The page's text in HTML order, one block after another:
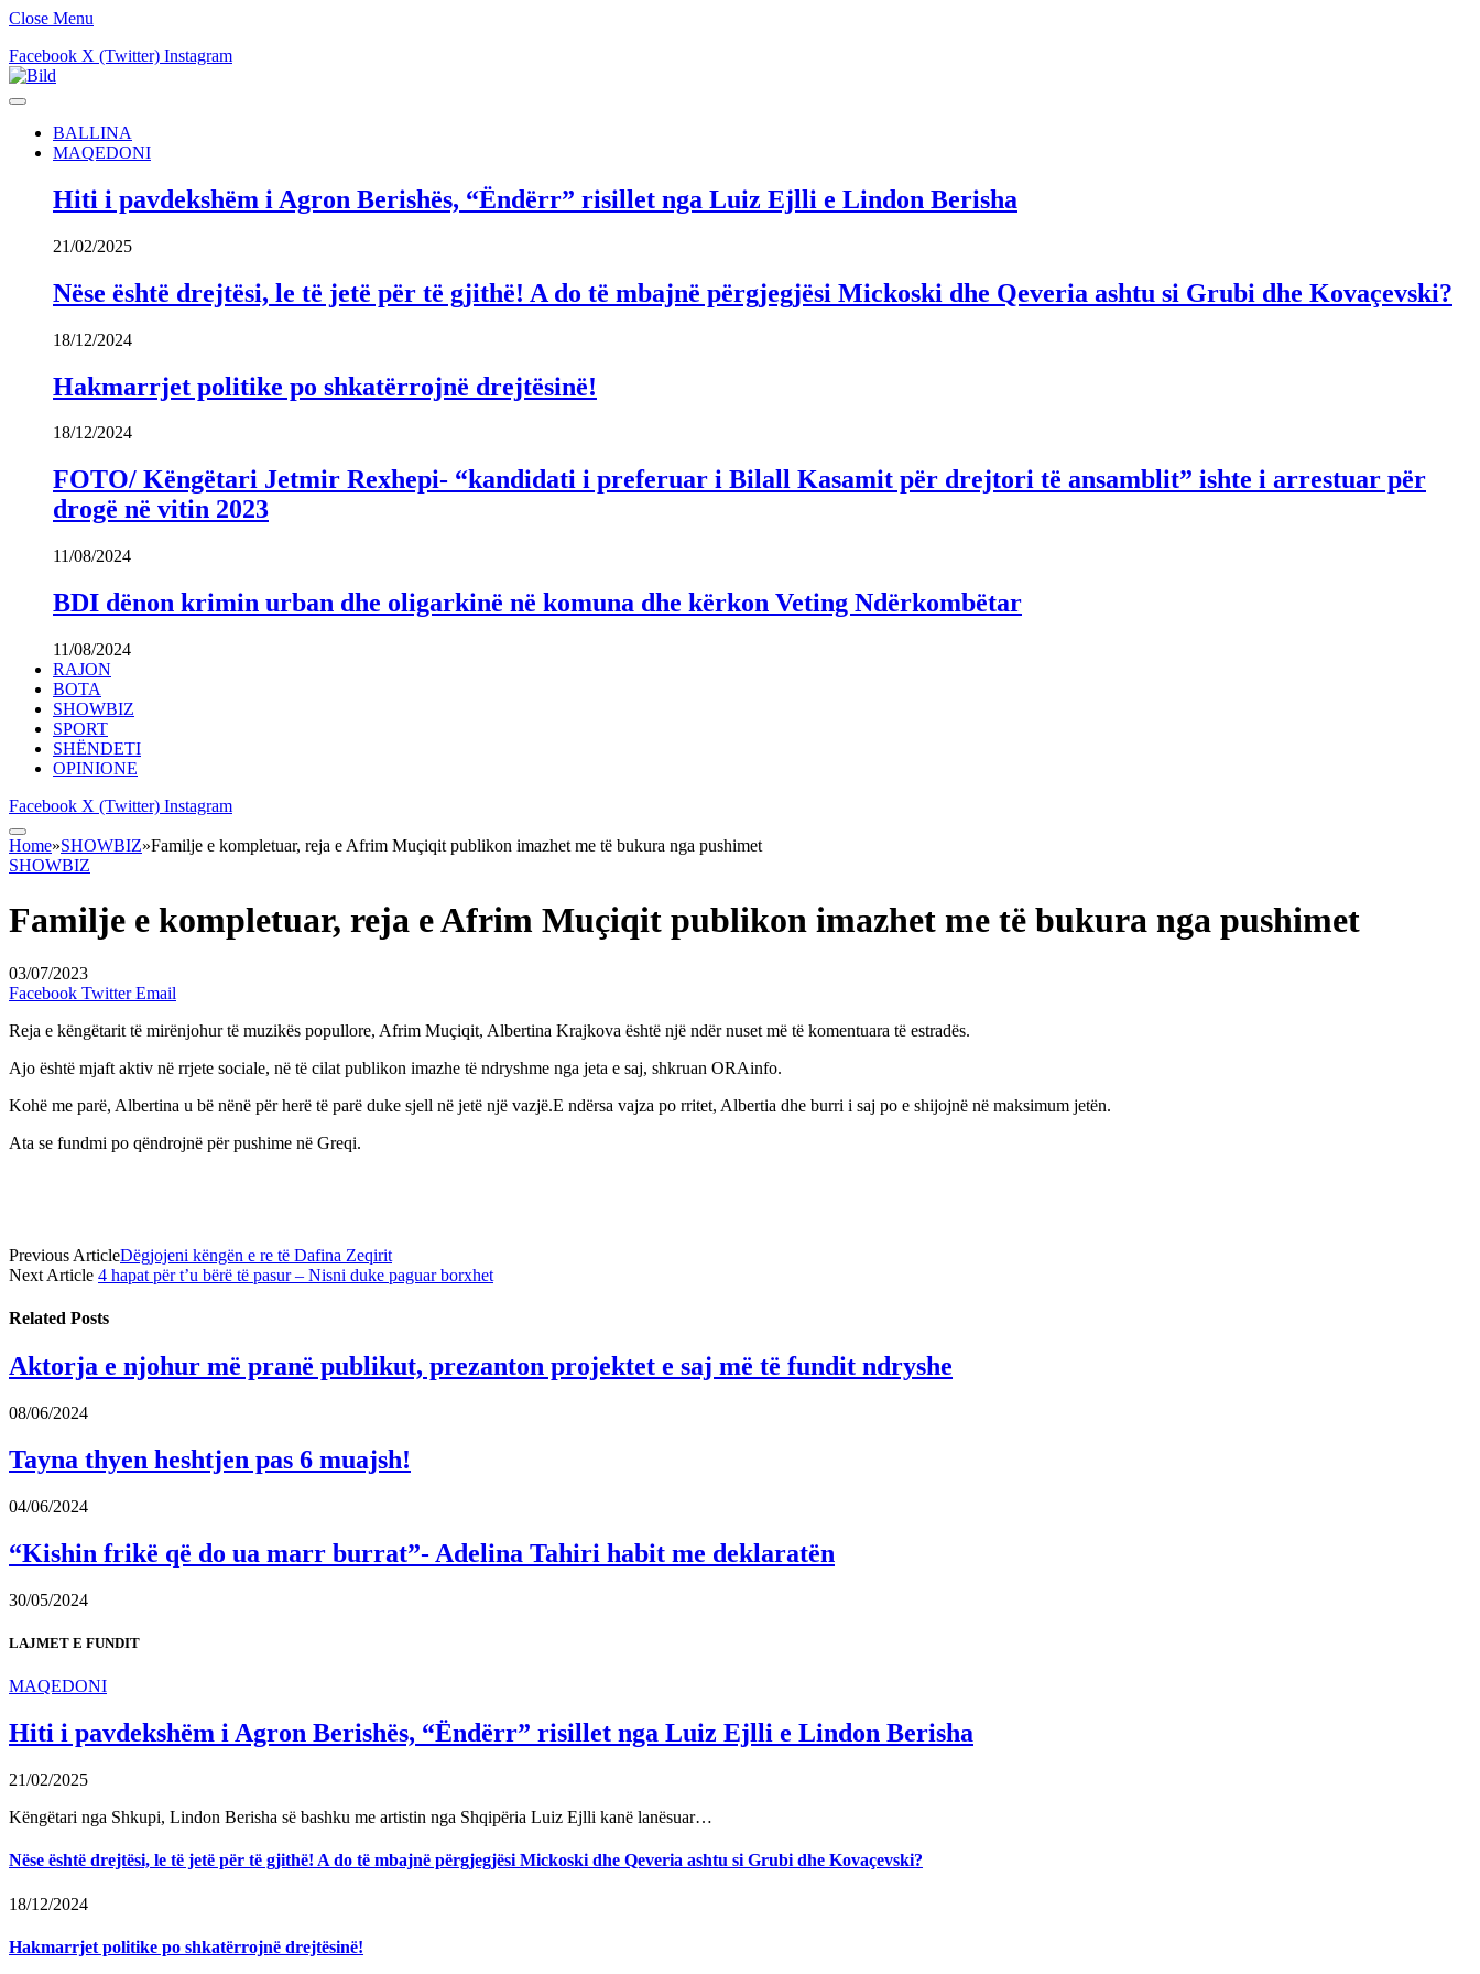
Close Menu
Facebook X (Twitter) Instagram
BALLINA
MAQEDONI
Hiti i pavdekshëm i Agron Berishës, “Ëndërr” risillet nga Luiz Ejlli e Lindon Berisha
21/02/2025
Nëse është drejtësi, le të jetë për të gjithë! A do të mbajnë përgjegjësi Mickoski dhe Qeveria ashtu si Grubi dhe Kovaçevski?
18/12/2024
Hakmarrjet politike po shkatërrojnë drejtësinë!
18/12/2024
FOTO/ Këngëtari Jetmir Rexhepi- “kandidati i preferuar i Bilall Kasamit për drejtori të ansamblit” ishte i arrestuar për
drogë në vitin 2023
11/08/2024
BDI dënon krimin urban dhe oligarkinë në komuna dhe kërkon Veting Ndërkombëtar
11/08/2024
RAJON
BOTA
SHOWBIZ
SPORT
SHËNDETI
OPINIONE
Facebook X (Twitter) Instagram
Home»SHOWBIZ»Familje e kompletuar, reja e Afrim Muçiqit publikon imazhet me të bukura nga pushimet
SHOWBIZ
Familje e kompletuar, reja e Afrim Muçiqit publikon imazhet me të bukura nga pushimet
03/07/2023
Facebook Twitter Email
Reja e këngëtarit të mirënjohur të muzikës popullore, Afrim Muçiqit, Albertina Krajkova është një ndër nuset më të komentuara të estradës.
Ajo është mjaft aktiv në rrjete sociale, në të cilat publikon imazhe të ndryshme nga jeta e saj, shkruan ORAinfo.
Kohë me parë, Albertina u bë nënë për herë të parë duke sjell në jetë një vazjë.E ndërsa vajza po rritet, Albertia dhe burri i saj po e shijojnë në maksimum jetën.
Ata se fundmi po qëndrojnë për pushime në Greqi.
Previous ArticleDëgjojeni këngën e re të Dafina Zeqirit
Next Article 4 hapat për t’u bërë të pasur – Nisni duke paguar borxhet
Related Posts
Aktorja e njohur më pranë publikut, prezanton projektet e saj më të fundit ndryshe
08/06/2024
Tayna thyen heshtjen pas 6 muajsh!
04/06/2024
“Kishin frikë që do ua marr burrat”- Adelina Tahiri habit me deklaratën
30/05/2024
LAJMET E FUNDIT
MAQEDONI
Hiti i pavdekshëm i Agron Berishës, “Ëndërr” risillet nga Luiz Ejlli e Lindon Berisha
21/02/2025
Këngëtari nga Shkupi, Lindon Berisha së bashku me artistin nga Shqipëria Luiz Ejlli kanë lanësuar…
Nëse është drejtësi, le të jetë për të gjithë! A do të mbajnë përgjegjësi Mickoski dhe Qeveria ashtu si Grubi dhe Kovaçevski?
18/12/2024
Hakmarrjet politike po shkatërrojnë drejtësinë!